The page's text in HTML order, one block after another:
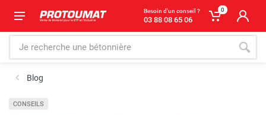
Besoin d'un conseil ?
03 88 08 65 06
0
Blog
CONSEILS